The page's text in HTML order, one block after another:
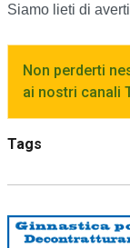
Siamo lieti di
Non perderti
ai nostri canali
Tags